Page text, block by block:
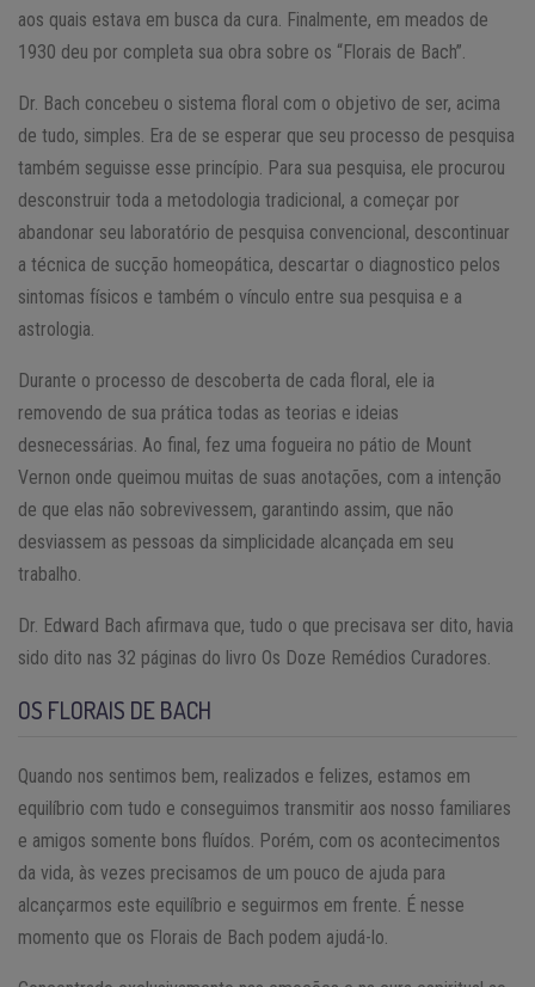
aos quais estava em busca da cura. Finalmente, em meados de
1930 deu por completa sua obra sobre os “Florais de Bach”.
Dr. Bach concebeu o sistema floral com o objetivo de ser, acima
de tudo, simples. Era de se esperar que seu processo de pesquisa
também seguisse esse princípio. Para sua pesquisa, ele procurou
desconstruir toda a metodologia tradicional, a começar por
abandonar seu laboratório de pesquisa convencional, descontinuar
a técnica de sucção homeopática, descartar o diagnostico pelos
sintomas físicos e também o vínculo entre sua pesquisa e a
astrologia.
Durante o processo de descoberta de cada floral, ele ia
removendo de sua prática todas as teorias e ideias
desnecessárias. Ao final, fez uma fogueira no pátio de Mount
Vernon onde queimou muitas de suas anotações, com a intenção
de que elas não sobrevivessem, garantindo assim, que não
desviassem as pessoas da simplicidade alcançada em seu
trabalho.
Dr. Edward Bach afirmava que, tudo o que precisava ser dito, havia
sido dito nas 32 páginas do livro Os Doze Remédios Curadores.
OS FLORAIS DE BACH
Quando nos sentimos bem, realizados e felizes, estamos em
equilíbrio com tudo e conseguimos transmitir aos nosso familiares
e amigos somente bons fluídos. Porém, com os acontecimentos
da vida, às vezes precisamos de um pouco de ajuda para
alcançarmos este equilíbrio e seguirmos em frente. É nesse
momento que os Florais de Bach podem ajudá-lo.